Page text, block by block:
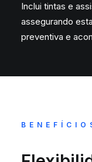
Inclui tintas e
assegurando
preventiva e